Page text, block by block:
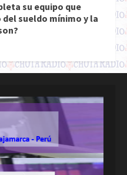
su equipo que
sueldo mínimo y la